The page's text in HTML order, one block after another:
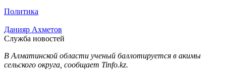
Политика
Данияр Ахметов
Служба новостей
В Алматинской области ученый баллотируется в акимы
сельского округа, сообщает Tinfo.kz.